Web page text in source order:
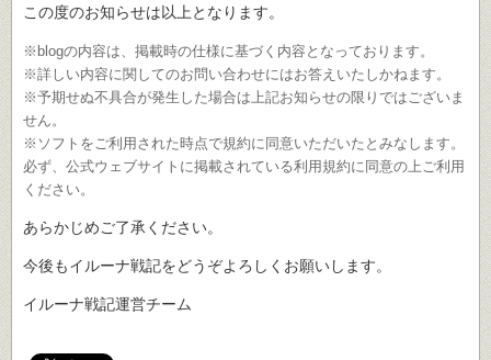
この度のお知らせは以上となります。
※blogの内容は、掲載時の仕様に基づく内容となっております。
※詳しい内容に関してのお問い合わせにはお答えいたしかねます。
※予期せぬ不具合が発生した場合は上記お知らせの限りではございま
せん。
※ソフトをご利用された時点で規約に同意いただいたとみなします。
必ず、公式ウェブサイトに掲載されている利用規約に同意の上ご利用
ください。
あらかじめご了承ください。
今後もイルーナ戦記をどうぞよろしくお願いします。
イルーナ戦記運営チーム